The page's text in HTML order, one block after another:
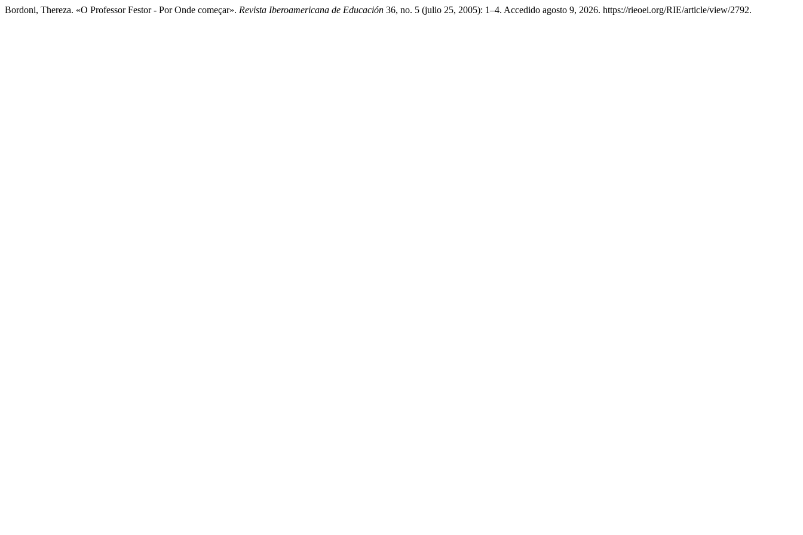
Bordoni, Thereza. «O Professor Festor - Por Onde começar». Revista Iberoamericana de Educación 36, no. 5 (julio 25, 2005): 1–4. Accedido agosto 9, 2026. https://rieoei.org/RIE/article/view/2792.